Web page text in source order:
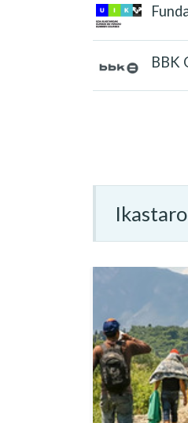
BBK